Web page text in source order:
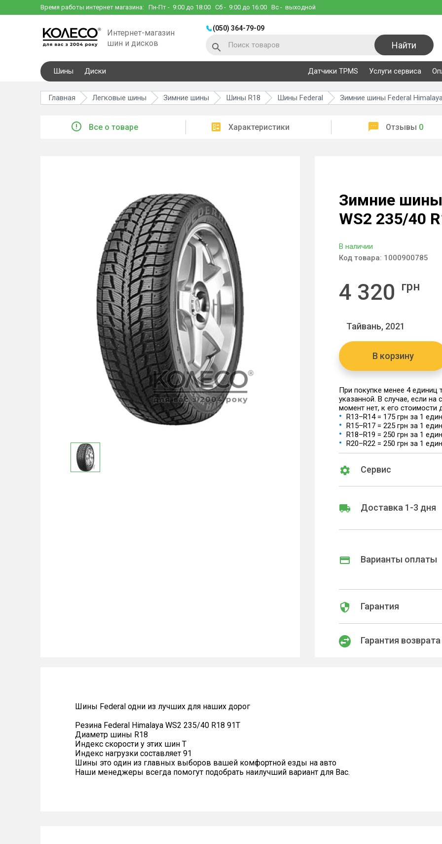
Время работы интернет магазина: Пн-Пт - 9:00 до 18:00 Сб - 9:00 до 16:00 Вс - выходной
Интернет-магазин
шин и дисков
(050) 364-79-09
Найти
Шины Диски Датчики TPMS Услуги сервиса
Главная Легковые шины Зимние шины Шины R18 Шины Federal Зимние шины Federal
Все о товаре Характеристики Отзывы 0
Зимние шины
WS2 235/40
В наличии
Код товара: 1000900785
4 320 грн
Тайвань, 2021
В корзину
При покупке менее 4
указанной. В случае, если
момент нет, к его стоимости
R13–R14 = 175 грн за 1
R15–R17 = 225 грн за 1
R18–R19 = 250 грн за 1
R20–R22 = 250 грн за 1
Сервис
Доставка 1-3 дня
Варианты оплаты
Гарантия
Гарантия возврата
Шины Federal одни из лучших для наших дорог
Резина Federal Himalaya WS2 235/40 R18 91T
Диаметр шины R18
Индекс скорости у этих шин T
Индекс нагрузки составляет 91
Шины это один из главных выборов вашей комфортной езды на авто
Наши менеджеры всегда помогут подобрать наилучший вариант для Вас.